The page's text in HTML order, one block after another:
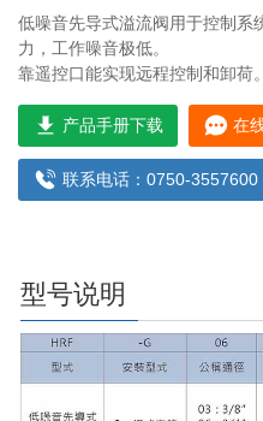
低噪音先导式溢流阀用于控制系
力，工作噪音极低。
靠遥控口能实现远程控制和卸荷。
产品手册下载 在
联系电话：0750-3557600
型号说明